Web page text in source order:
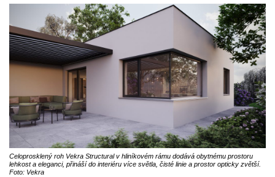
Celoprosklený roh Vekra Structural v hliníkovém rámu dodává obytnému prostoru
lehkost a eleganci, přináší do interiéru více světla, čisté linie a prostor opticky zvětší.
Foto: Vekra